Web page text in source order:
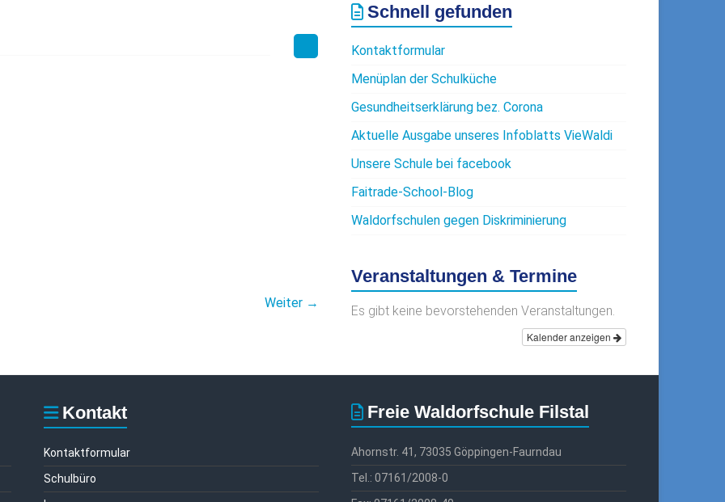
Weiter →
Schnell gefunden
Kontaktformular
Menüplan der Schulküche
Gesundheitserklärung bez. Corona
Aktuelle Ausgabe unseres Infoblatts VieWaldi
Unsere Schule bei facebook
Faitrade-School-Blog
Waldorfschulen gegen Diskriminierung
Veranstaltungen & Termine
Es gibt keine bevorstehenden Veranstaltungen.
Kalender anzeigen
Kontakt
Kontaktformular
Schulbüro
Freie Waldorfschule Filstal
Ahornstr. 41, 73035 Göppingen-Faurndau
Tel.: 07161/2008-0